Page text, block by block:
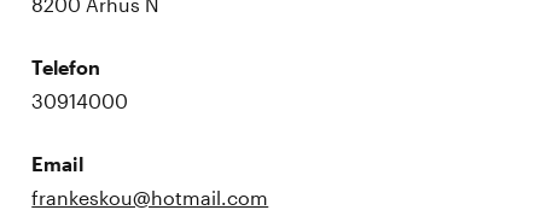
Telefon
30914000
Email
frankeskou@hotmail.com